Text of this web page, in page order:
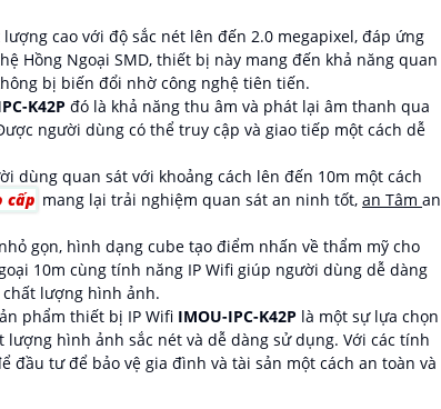
cao với độ sắc nét lên đến 2.0 megapixel, đáp ứng
Hồng Ngoại SMD, thiết bị này mang đến khả năng quan
bị biến đổi nhờ công nghệ tiên tiến.
K42P đó là khả năng thu âm và phát lại âm thanh qua
người dùng có thể truy cập và giao tiếp một cách dễ
dùng quan sát với khoảng cách lên đến 10m một cách
cấp mang lại trải nghiệm quan sát an ninh tốt, an Tâm an
gọn, hình dạng cube tạo điểm nhấn về thẩm mỹ cho
10m cùng tính năng IP Wifi giúp người dùng dễ dàng
chất lượng hình ảnh.
phẩm thiết bị IP Wifi IMOU-IPC-K42P là một sự lựa chọn
lượng hình ảnh sắc nét và dễ dàng sử dụng. Với các tính
đầu tư để bảo vệ gia đình và tài sản một cách an toàn và